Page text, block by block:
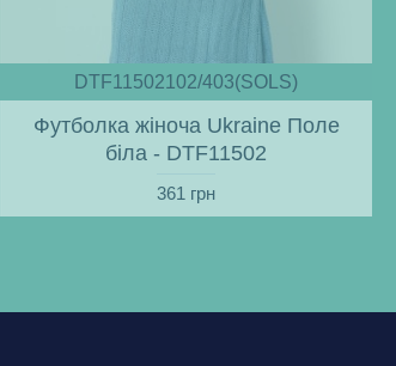
DTF11502102/403(SOLS)
Футболка жіноча Ukraine Поле
біла - DTF11502
361 грн